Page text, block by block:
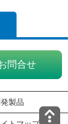
問合せ
製品